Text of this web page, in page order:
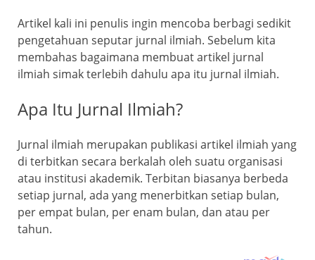
Artikel kali ini penulis ingin mencoba berbagi sedikit
pengetahuan seputar jurnal ilmiah. Sebelum kita
membahas bagaimana membuat artikel jurnal
ilmiah simak terlebih dahulu apa itu jurnal ilmiah.
Apa Itu Jurnal Ilmiah?
Jurnal ilmiah merupakan publikasi artikel ilmiah yang
di terbitkan secara berkalah oleh suatu organisasi
atau institusi akademik. Terbitan biasanya berbeda
setiap jurnal, ada yang menerbitkan setiap bulan,
per empat bulan, per enam bulan, dan atau per
tahun.